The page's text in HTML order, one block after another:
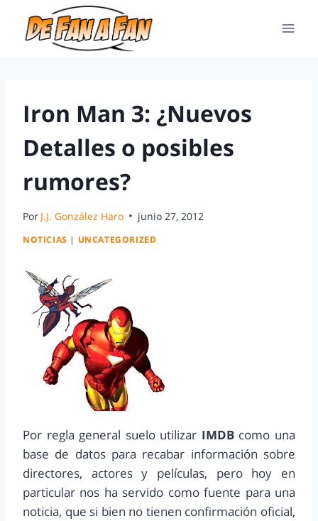
Iron Man 3: ¿Nuevos
Detalles o posibles
rumores?
Por J.J. González Haro junio 27, 2012
NOTICIAS | UNCATEGORIZED
Por regla general suelo utilizar IMDBcomo una
base de datos para recabar información sobre
directores, actores y películas, pero hoy en
particular nos ha servido como fuente para una
noticia, que si bien no tienen confirmación oficial,